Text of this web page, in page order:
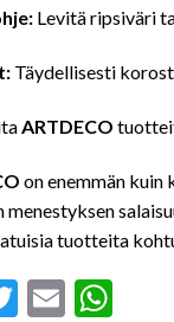
Levitä ripsiväri
Täydellisesti
ARTDECO
on enemmän
menestyksen
tuotteita
Twitter
Email